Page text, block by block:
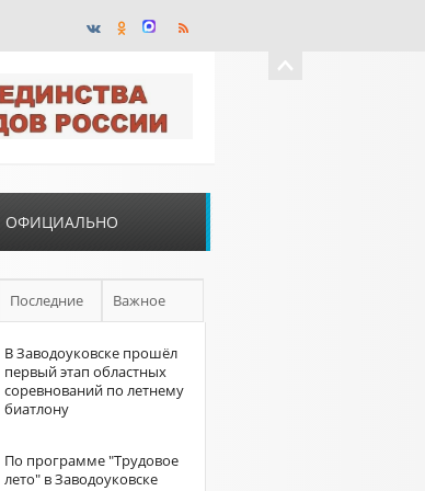
ОФИЦИАЛЬНО
Последние Важное
В Заводоуковске прошёл
первый этап областных
соревнований по летнему
биатлону
По программе "Трудовое
лето" в Заводоуковске